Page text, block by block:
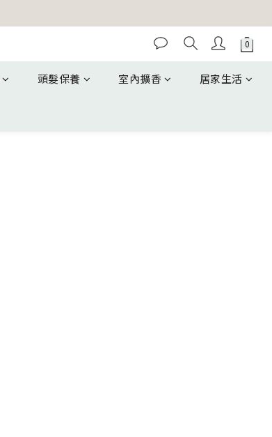
頭髮保養 室內擴香 居家生活